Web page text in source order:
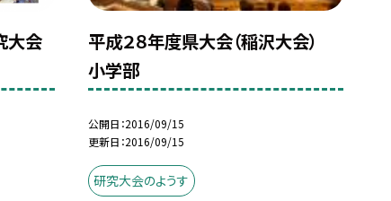
大会
平成２８年度県大会（稲沢大会）
小学部
公開日 2016/09/15
更新日 2016/09/15
研究大会のようす